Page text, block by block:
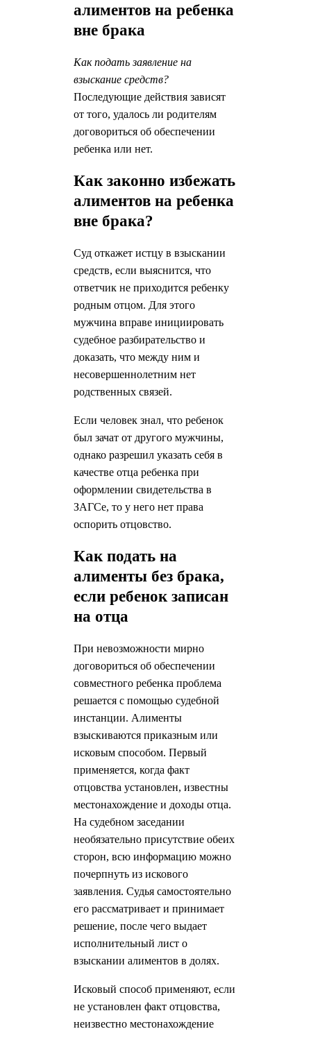
алиментов на ребенка
вне брака
Как подать заявление на
взыскание средств?
Последующие действия зависят
от того, удалось ли родителям
договориться об обеспечении
ребенка или нет.
Как законно избежать
алиментов на ребенка
вне брака?
Суд откажет истцу в взыскании
средств, если выяснится, что
ответчик не приходится ребенку
родным отцом. Для этого
мужчина вправе инициировать
судебное разбирательство и
доказать, что между ним и
несовершеннолетним нет
родственных связей.
Если человек знал, что ребенок
был зачат от другого мужчины,
однако разрешил указать себя в
качестве отца ребенка при
оформлении свидетельства в
ЗАГСе, то у него нет права
оспорить отцовство.
Как подать на
алименты без брака,
если ребенок записан
на отца
При невозможности мирно
договориться об обеспечении
совместного ребенка проблема
решается с помощью судебной
инстанции. Алименты
взыскиваются приказным или
исковым способом. Первый
применяется, когда факт
отцовства установлен, известны
местонахождение и доходы отца.
На судебном заседании
необязательно присутствие обеих
сторон, всю информацию можно
почерпнуть из искового
заявления. Судья самостоятельно
его рассматривает и принимает
решение, после чего выдает
исполнительный лист о
взыскании алиментов в долях.
Исковый способ применяют, если
не установлен факт отцовства,
неизвестно местонахождение